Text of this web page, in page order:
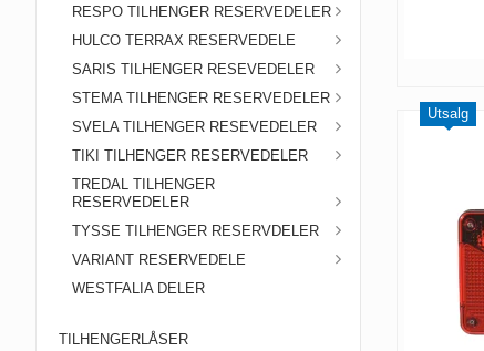
RESPO TILHENGER RESERVEDELER
HULCO TERRAX RESERVEDELE
SARIS TILHENGER RESEVEDELER
STEMA TILHENGER RESERVEDELER
SVELA TILHENGER RESEVEDELER
TIKI TILHENGER RESERVEDELER
TREDAL TILHENGER
RESERVEDELER
TYSSE TILHENGER RESERVDELER
VARIANT RESERVEDELE
WESTFALIA DELER
TILHENGERLÅSER
Utsalg